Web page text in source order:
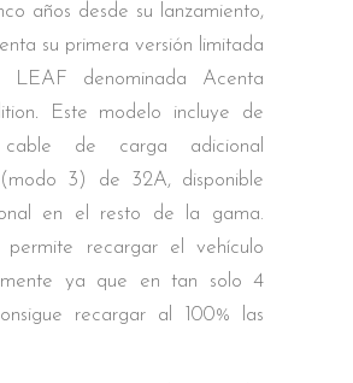
años desde su lanzamiento,
su primera versión limitada
LEAF denominada Acenta
.
Este modelo incluye de
de carga adicional
(modo 3) de 32A, disponible
en el resto de la gama.
permite recargar el vehículo
ya que en tan solo 4
recargar al 100% las